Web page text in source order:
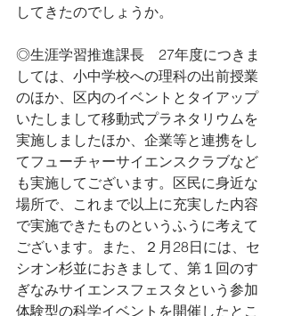
してきたのでしょうか。
◎生涯学習推進課長　27年度につきま
しては、小中学校への理科の出前授業
のほか、区内のイベントとタイアップ
いたしまして移動式プラネタリウムを
実施しましたほか、企業等と連携をし
てフューチャーサイエンスクラブなど
も実施してございます。区民に身近な
場所で、これまで以上に充実した内容
で実施できたものというふうに考えて
ございます。また、２月28日には、セ
シオン杉並におきまして、第１回のす
ぎなみサイエンスフェスタという参加
体験型の科学イベントを開催したとこ